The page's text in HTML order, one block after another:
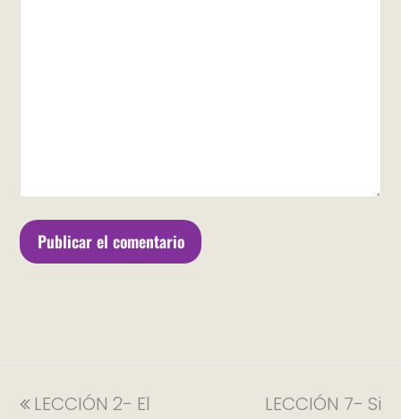
LECCIÓN 2- El LECCIÓN 7- Si